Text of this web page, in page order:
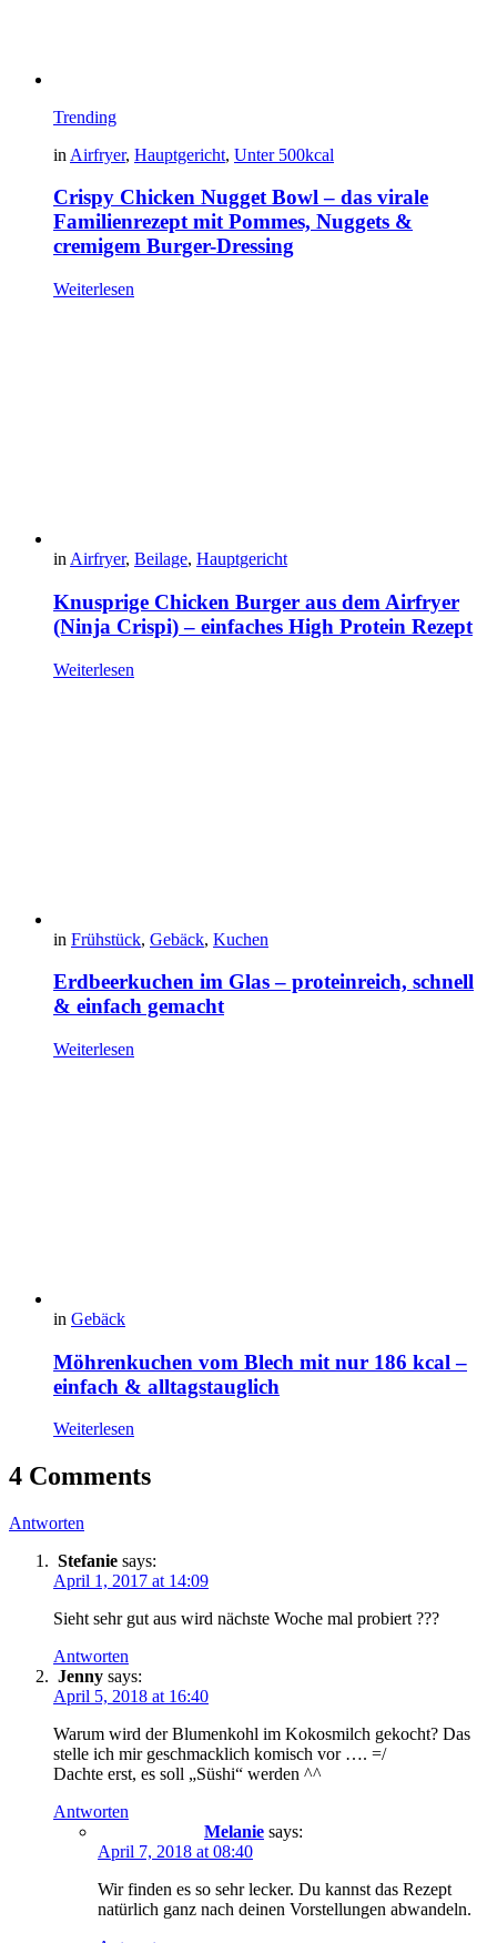
Trending
in Airfryer, Hauptgericht, Unter 500kcal
Crispy Chicken Nugget Bowl – das virale
Familienrezept mit Pommes, Nuggets &
cremigem Burger-Dressing
Weiterlesen
in Airfryer, Beilage, Hauptgericht
Knusprige Chicken Burger aus dem Airfryer
(Ninja Crispi) – einfaches High Protein Rezept
Weiterlesen
in Frühstück, Gebäck, Kuchen
Erdbeerkuchen im Glas – proteinreich, schnell
& einfach gemacht
Weiterlesen
in Gebäck
Möhrenkuchen vom Blech mit nur 186 kcal –
einfach & alltagstauglich
Weiterlesen
4 Comments
Antworten
Stefanie says:
April 1, 2017 at 14:09
Sieht sehr gut aus wird nächste Woche mal probiert ???
Antworten
Jenny says:
April 5, 2018 at 16:40
Warum wird der Blumenkohl im Kokosmilch gekocht? Das
stelle ich mir geschmacklich komisch vor …. =/
Dachte erst, es soll „Süshi“ werden ^^
Antworten
Melanie says:
April 7, 2018 at 08:40
Wir finden es so sehr lecker. Du kannst das Rezept
natürlich ganz nach deinen Vorstellungen abwandeln.